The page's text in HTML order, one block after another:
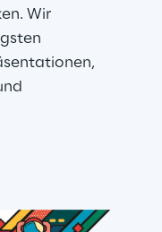
Wir